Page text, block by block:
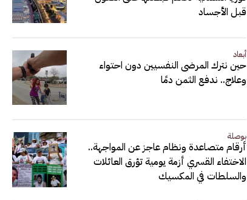
قبل الأجساد
أبعاد
حين نترك المرضى النفسيين دون احتواء
وعلاج.. ندفع الثمن دمًا
بوصلة
أرقام متصاعدة ونظام عاجز عن المواجهة..
الاختفاء القسري أزمة يومية تؤرق العائلات
والسلطات في المكسيك